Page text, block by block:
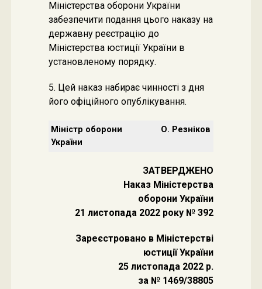
Міністерства оборони України
забезпечити подання цього наказу на
державну реєстрацію до
Міністерства юстиції України в
установленому порядку.
5. Цей наказ набирає чинності з дня
його офіційного опублікування.
Міністр оборони
України
О. Резніков
ЗАТВЕРДЖЕНО
Наказ Міністерства
оборони України
21 листопада 2022 року № 392
Зареєстровано в Міністерстві
юстиції України
25 листопада 2022 р.
за № 1469/38805